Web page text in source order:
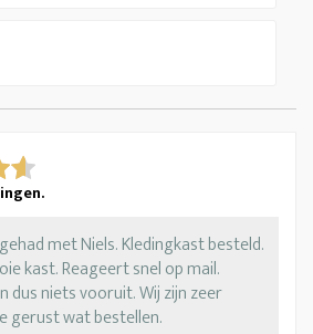
met Niels. Kledingkast besteld.
kast. Reageert snel op mail.
dus niets vooruit. Wij zijn zeer
gerust wat bestellen.